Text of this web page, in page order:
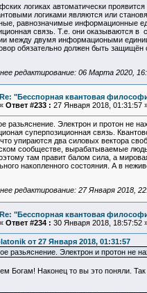
логиках автоматически
логиками являются или
равнозначимые информационные
связь. Т.е. они оказываются в
между двумя информациоными
обязательно должен быть защищён
редактирование: 06 Марта 2020,
Re: "Бесспорная квантовая
« Ответ #233 : 27 Января 2018, 01:31:57
разьяснение. Электрон и протон не
суперпозиционная связь.
упираются два силовых вектора
сообществе, вырабатываемые
там правит балом сила, а
накопленного состояния. А в
редактирование: 27 Января 2018,
Re: "Бесспорная квантовая
« Ответ #234 : 30 Января 2018, 18:57:52
от 27 Января 2018, 01:31:57
разьяснение. Электрон и протон не
Богам! Наконец то вы это поняли.